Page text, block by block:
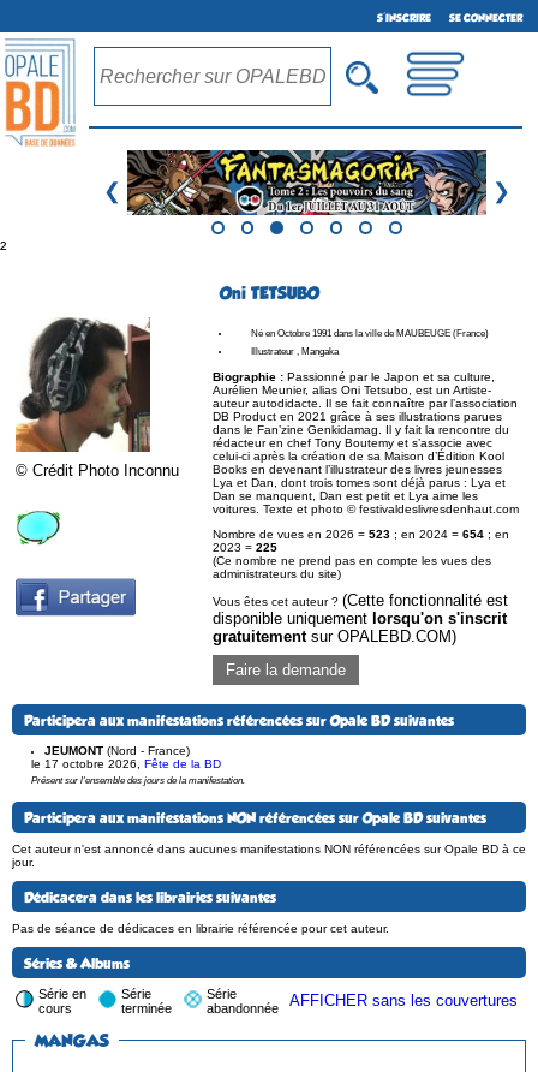
S'INSCRIRE SE CONNECTER
❮ ❯
²
Oni TETSUBO
© Crédit Photo Inconnu
Né en Octobre 1991 dans la ville de MAUBEUGE (France)
Illustrateur , Mangaka
Biographie : Passionné par le Japon et sa culture,
Aurélien Meunier, alias Oni Tetsubo, est un Artiste-
auteur autodidacte. Il se fait connaître par l’association
DB Product en 2021 grâce à ses illustrations parues
dans le Fan’zine Genkidamag. Il y fait la rencontre du
rédacteur en chef Tony Boutemy et s’associe avec
celui-ci après la création de sa Maison d’Édition Kool
Books en devenant l’illustrateur des livres jeunesses
Lya et Dan, dont trois tomes sont déjà parus : Lya et
Dan se manquent, Dan est petit et Lya aime les
voitures. Texte et photo © festivaldeslivresdenhaut.com
Nombre de vues en 2026 = 523 ; en 2024 = 654 ; en
2023 = 225
(Ce nombre ne prend pas en compte les vues des
administrateurs du site)
Vous êtes cet auteur ? (Cette fonctionnalité est
disponible uniquement lorsqu'on s'inscrit
gratuitementsur OPALEBD.COM)
Faire la demande
Participera aux manifestations référencées sur Opale BD suivantes
JEUMONT (Nord - France)
le 17 octobre 2026
Fête de la BD
Présent sur l'ensemble des jours de la manifestation.
Participera aux manifestations NON référencées sur Opale BD suivantes
Cet auteur n'est annoncé dans aucunes manifestations NON référencées sur Opale BD à ce
jour.
Dédicacera dans les librairies suivantes
Pas de séance de dédicaces en librairie référencée pour cet auteur.
Séries & Albums
Série en
cours
Série
terminée
Série
abandonnée
AFFICHER sans les couvertures
MANGAS